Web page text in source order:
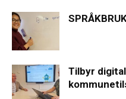
Tilbyr